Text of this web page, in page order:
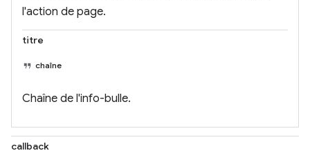
l'action de page.
titre
chaîne
Chaîne de l'info-bulle.
callback